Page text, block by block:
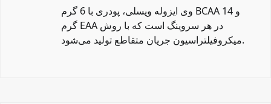
وی ایزوله ویسلی
، پودری با 6 گرم BCAA و 14
گرم EAA در هر سروینگ است که با روش
میکروفیلتراسیون جریان متقاطع تولید می‌شود.